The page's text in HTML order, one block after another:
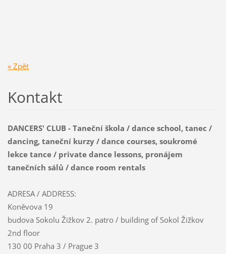
« Zpět
Kontakt
DANCERS' CLUB - Taneční škola / dance school, tanec /
dancing, taneční kurzy / dance courses, soukromé
lekce tance / private dance lessons, pronájem
tanečních sálů / dance room rentals
ADRESA / ADDRESS:
Koněvova 19
budova Sokolu Žižkov 2. patro / building of Sokol Žižkov
2nd floor
130 00 Praha 3 / Prague 3